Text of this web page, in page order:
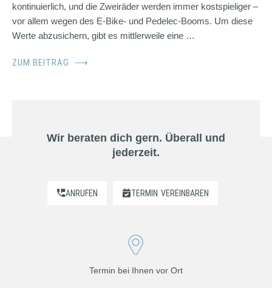
kontinuierlich, und die Zweiräder werden immer kostspieliger –
vor allem wegen des E-Bike- und Pedelec-Booms. Um diese
Werte abzusichern, gibt es mittlerweile eine …
ZUM BEITRAG ⟶
Wir beraten dich gern. Überall und
jederzeit.
ANRUFEN TERMIN VEREINBAREN
Termin bei Ihnen vor Ort